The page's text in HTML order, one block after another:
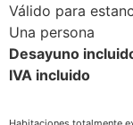
Válido para
Una persona
Desayuno
IVA incluido